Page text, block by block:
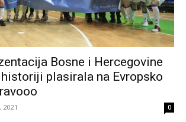
Bosne i Hercegovine
plasirala na Evropsko
2021 0